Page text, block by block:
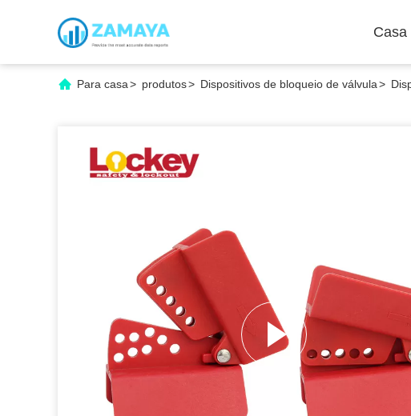
Casa
Para casa> produtos> Dispositivos de bloqueio de válvula>